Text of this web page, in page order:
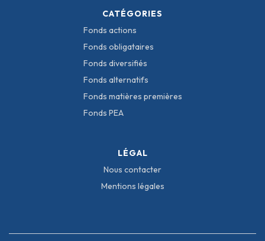
CATÉGORIES
Fonds actions
Fonds obligataires
Fonds diversifiés
Fonds alternatifs
Fonds matières premières
Fonds PEA
LÉGAL
Nous contacter
Mentions légales